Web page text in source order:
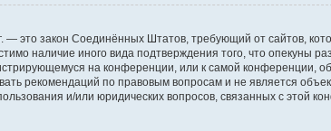
— это закон Соединённых Штатов, требующий от сайтов,
наличие иного вида подтверждения того, что опекуны
на конференции, или к самой конференции,
рекомендаций по правовым вопросам и не является
и/или юридических вопросов, связанных с этой